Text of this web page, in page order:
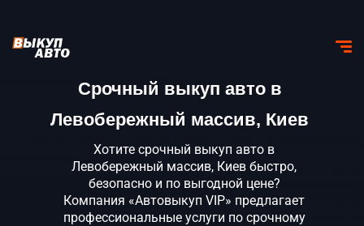
Срочный выкуп авто в
Левобережный массив, Киев
Хотите срочный выкуп авто в
Левобережный массив, Киев быстро,
безопасно и по выгодной цене?
Компания «Автовыкуп VIP» предлагает
профессиональные услуги по срочному